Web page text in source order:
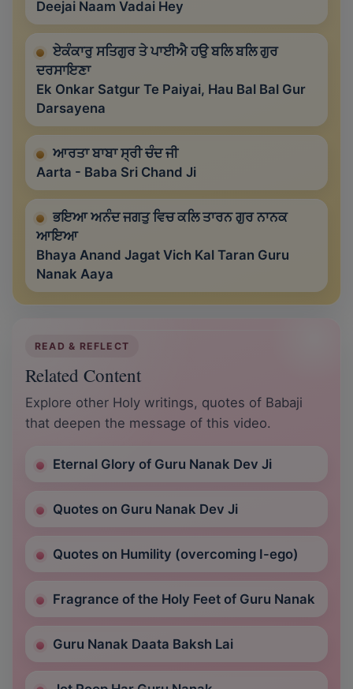
Deejai Naam Vadai Hey
ਏਕੰਕਾਰੁ ਸਤਿਗੁਰ ਤੇ ਪਾਈਐ ਹਉ ਬਲਿ ਬਲਿ ਗੁਰ
ਦਰਸਾਇਣਾ
Ek Onkar Satgur Te Paiyai, Hau Bal Bal Gur
Darsayena
ਆਰਤਾ ਬਾਬਾ ਸ੍ਰੀ ਚੰਦ ਜੀ
Aarta - Baba Sri Chand Ji
ਭਇਆ ਅਨੰਦ ਜਗਤੁ ਵਿਚ ਕਲਿ ਤਾਰਨ ਗੁਰ ਨਾਨਕ
ਆਇਆ
Bhaya Anand Jagat Vich Kal Taran Guru
Nanak Aaya
READ & REFLECT
Related Content
Explore other Holy writings, quotes of Babaji
that deepen the message of this video.
Eternal Glory of Guru Nanak Dev Ji
Quotes on Guru Nanak Dev Ji
Quotes on Humility (overcoming I-ego)
Fragrance of the Holy Feet of Guru Nanak
Guru Nanak Daata Baksh Lai